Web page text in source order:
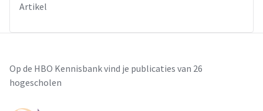
Artikel
Op de HBO Kennisbank vind je publicaties van 26
hogescholen